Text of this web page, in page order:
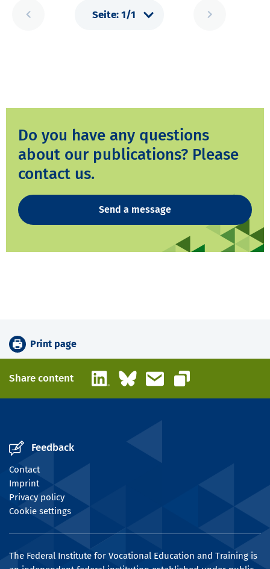
Do you have any questions
about our publications? Please
contact us.
Send a message
Print page
Share content LinkedInBlueskyEmail
Copy link
Feedback
Contact
Imprint
Privacy policy
Cookie settings
The Federal Institute for Vocational Education and Training is